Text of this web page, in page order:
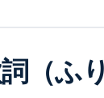
（ふ